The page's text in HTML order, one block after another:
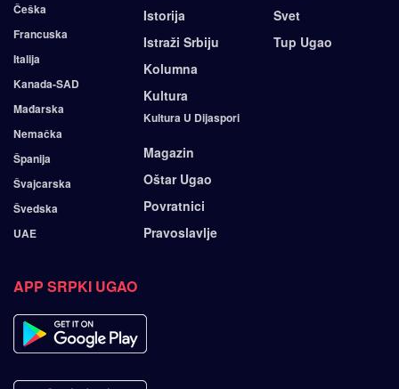
Češka
Francuska
Italija
Kanada-SAD
Mađarska
Nemačka
Španija
Švajcarska
Švedska
UAE
Istorija
Istraži Srbiju
Kolumna
Kultura
Kultura U Dijaspori
Magazin
Oštar Ugao
Povratnici
Pravoslavlje
Svet
Tup Ugao
APP SRPKI UGAO